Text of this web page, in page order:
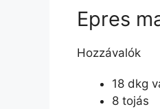
Epres
Hozzávalók
18 dkg
8 tojás